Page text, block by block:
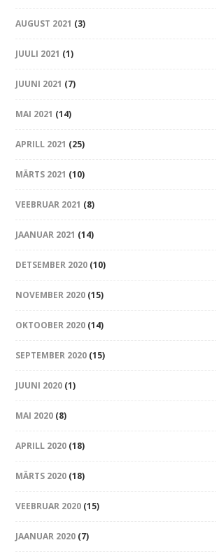
AUGUST 2021 (3)
JUULI 2021 (1)
JUUNI 2021 (7)
MAI 2021 (14)
APRILL 2021 (25)
MÄRTS 2021 (10)
VEEBRUAR 2021 (8)
JAANUAR 2021 (14)
DETSEMBER 2020 (10)
NOVEMBER 2020 (15)
OKTOOBER 2020 (14)
SEPTEMBER 2020 (15)
JUUNI 2020 (1)
MAI 2020 (8)
APRILL 2020 (18)
MÄRTS 2020 (18)
VEEBRUAR 2020 (15)
JAANUAR 2020 (7)